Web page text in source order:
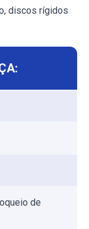
discos rígidos
de